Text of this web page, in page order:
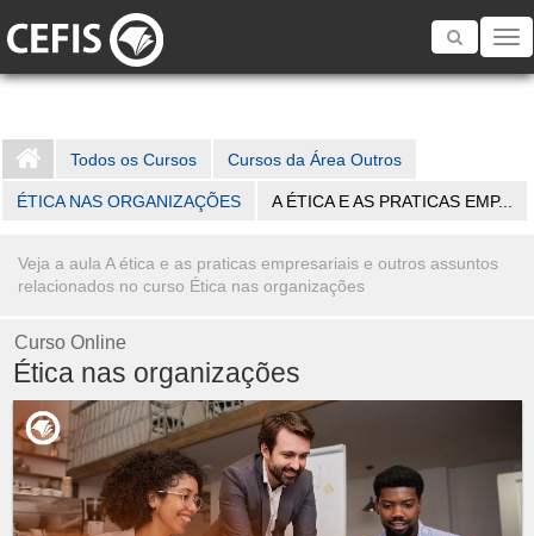
Toggle
Todos os Cursos Cursos da Área Outros
ÉTICA NAS ORGANIZAÇÕES A ÉTICA E AS PRATICAS EMP...
Veja a aula A ética e as praticas empresariais e outros assuntos
relacionados no curso Ética nas organizações
Curso Online
Ética nas organizações